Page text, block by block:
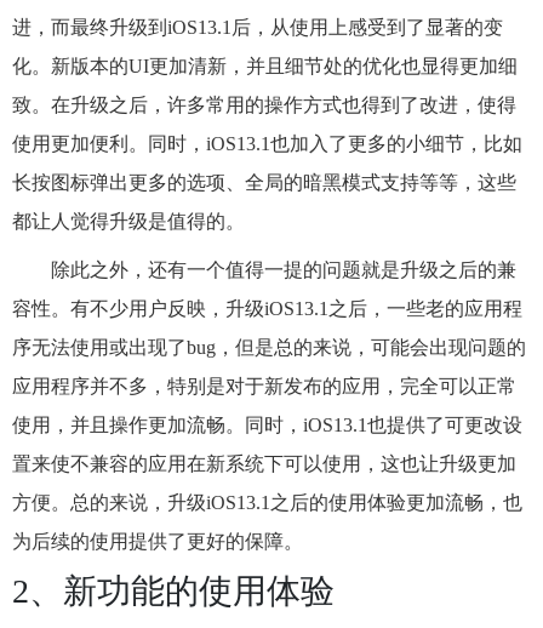
进，而最终升级到iOS13.1后，从使用上感受到了显著的变
化。新版本的UI更加清新，并且细节处的优化也显得更加细
致。在升级之后，许多常用的操作方式也得到了改进，使得
使用更加便利。同时，iOS13.1也加入了更多的小细节，比如
长按图标弹出更多的选项、全局的暗黑模式支持等等，这些
都让人觉得升级是值得的。
除此之外，还有一个值得一提的问题就是升级之后的兼
容性。有不少用户反映，升级iOS13.1之后，一些老的应用程
序无法使用或出现了bug，但是总的来说，可能会出现问题的
应用程序并不多，特别是对于新发布的应用，完全可以正常
使用，并且操作更加流畅。同时，iOS13.1也提供了可更改设
置来使不兼容的应用在新系统下可以使用，这也让升级更加
方便。总的来说，升级iOS13.1之后的使用体验更加流畅，也
为后续的使用提供了更好的保障。
2、新功能的使用体验